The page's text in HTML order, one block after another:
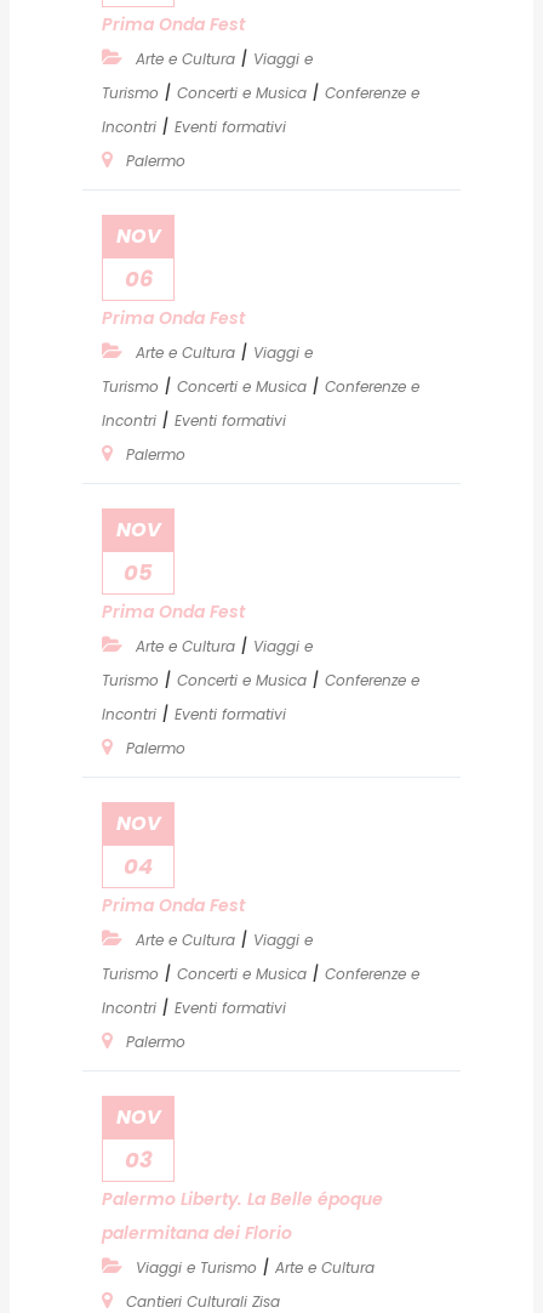
Prima Onda Fest
Arte e Cultura | Viaggi e
Turismo | Concerti e Musica | Conferenze e
Incontri | Eventi formativi
Palermo
NOV
06
Prima Onda Fest
Arte e Cultura | Viaggi e
Turismo | Concerti e Musica | Conferenze e
Incontri | Eventi formativi
Palermo
NOV
05
Prima Onda Fest
Arte e Cultura | Viaggi e
Turismo | Concerti e Musica | Conferenze e
Incontri | Eventi formativi
Palermo
NOV
04
Prima Onda Fest
Arte e Cultura | Viaggi e
Turismo | Concerti e Musica | Conferenze e
Incontri | Eventi formativi
Palermo
NOV
03
Palermo Liberty. La Belle époque
palermitana dei Florio
Viaggi e Turismo | Arte e Cultura
Cantieri Culturali Zisa